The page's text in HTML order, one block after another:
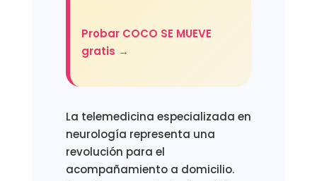
Probar COCO SE MUEVE
gratis →
La telemedicina especializada en
neurología representa una
revolución para el
acompañamiento a domicilio.